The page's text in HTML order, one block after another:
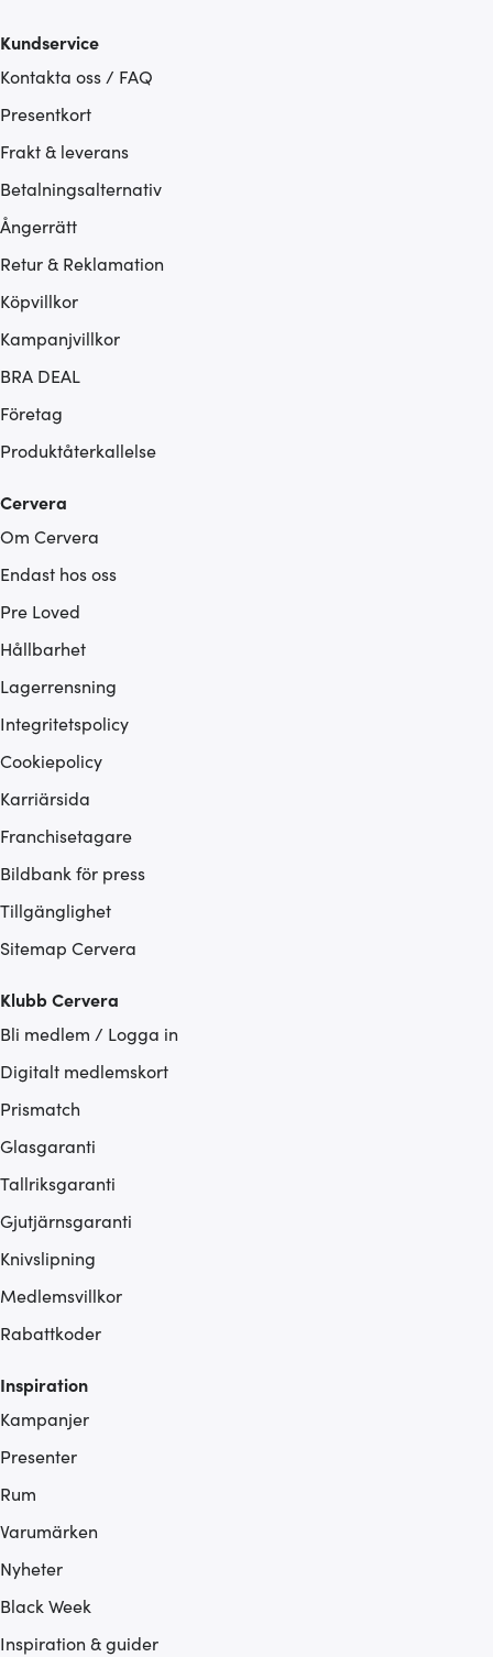
Kundservice
Kontakta oss / FAQ
Presentkort
Frakt & leverans
Betalningsalternativ
Ångerrätt
Retur & Reklamation
Köpvillkor
Kampanjvillkor
BRA DEAL
Företag
Produktåterkallelse
Cervera
Om Cervera
Endast hos oss
Pre Loved
Hållbarhet
Lagerrensning
Integritetspolicy
Cookiepolicy
Karriärsida
Franchisetagare
Bildbank för press
Tillgänglighet
Sitemap Cervera
Klubb Cervera
Bli medlem / Logga in
Digitalt medlemskort
Prismatch
Glasgaranti
Tallriksgaranti
Gjutjärnsgaranti
Knivslipning
Medlemsvillkor
Rabattkoder
Inspiration
Kampanjer
Presenter
Rum
Varumärken
Nyheter
Black Week
Inspiration & guider